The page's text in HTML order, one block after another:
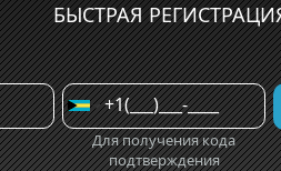
БЫСТРАЯ
Для получения кода
подтверждения